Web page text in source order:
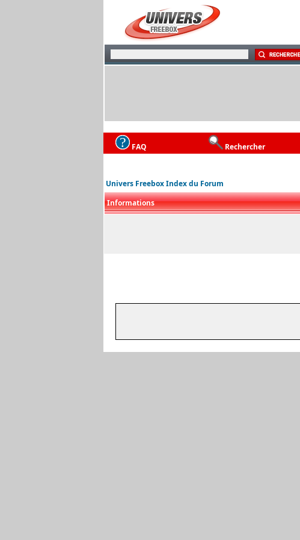
FAQ Rechercher
Univers Freebox Index du Forum
Informations